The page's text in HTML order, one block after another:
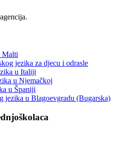
Malti
jezika za djecu i odrasle
u Italiji
u Njemačkoj
u Španiji
jezika u Blagoevgradu (Bugarska)